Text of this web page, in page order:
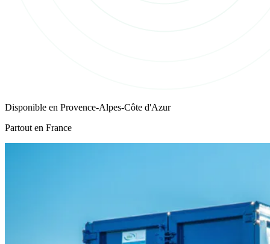
Disponible en Provence-Alpes-Côte d'Azur
Partout en France